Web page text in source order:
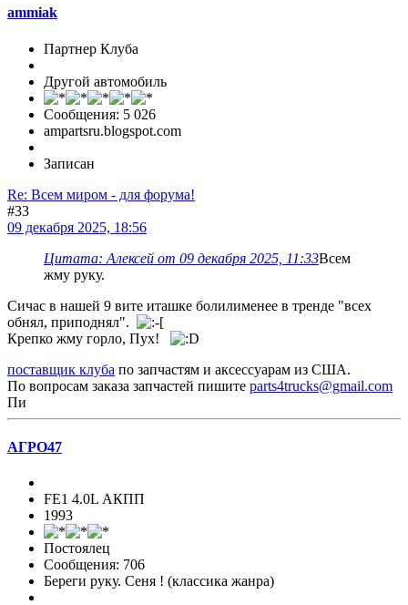
ammiak
Партнер Клуба
Другой автомобиль
Сообщения: 5 026
ampartsru.blogspot.com
Записан
Re: Всем миром - для форума!
#33
09 декабря 2025, 18:56
Цитата: Алексей от 09 декабря 2025, 11:33Всем
жму руку.
Сичас в нашей 9 вите иташке болилименее в тренде "всех
обнял, приподнял".
Крепко жму горло, Пух!
поставщик клуба по запчастям и аксессуарам из США.
По вопросам заказа запчастей пишите parts4trucks@gmail.com
Пи
АГРО47
FE1 4.0L АКПП
1993
Постоялец
Сообщения: 706
Береги руку. Сеня ! (классика жанра)